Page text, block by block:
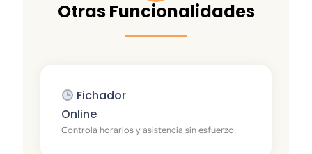
Otras Funcionalidades
Fichador
Online
Controla horarios y asistencia sin esfuerzo.